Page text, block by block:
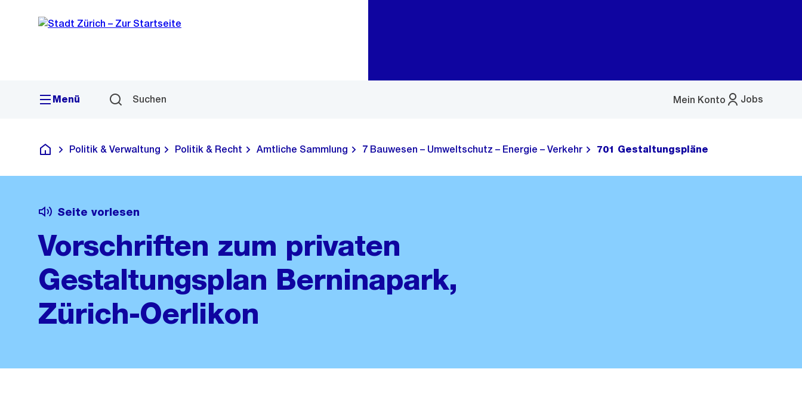
Navigation
Sprunglink
Menü Suchen Jobs
Mein Konto
Menü
Deutsch
Politik & Verwaltung Politik & Recht Amtliche Sammlung 7 Bauwesen – Umweltschutz – Energie – Verkehr 701 Gestaltungspläne
Seite vorlesen
Vorschriften zum privaten
Gestaltungsplan Berninapark,
Zürich-Oerlikon